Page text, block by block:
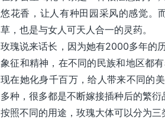
悠花香，让人有种田园采风的感觉。
草，也是与女人可天人合一的灵药。
玫瑰说来话长，因为她有2000多年的
象征和精神，在不同的民族和地区都
现在她化身千百万，给人带来不同的
多种，很多都是不断嫁接插种后的繁衍
按照不同的用途，玫瑰大体可以分为三